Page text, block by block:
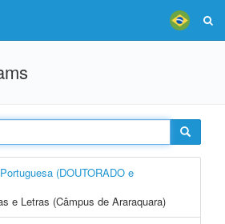
(DOUTORADO e
e Letras (Câmpus de Araraquara)